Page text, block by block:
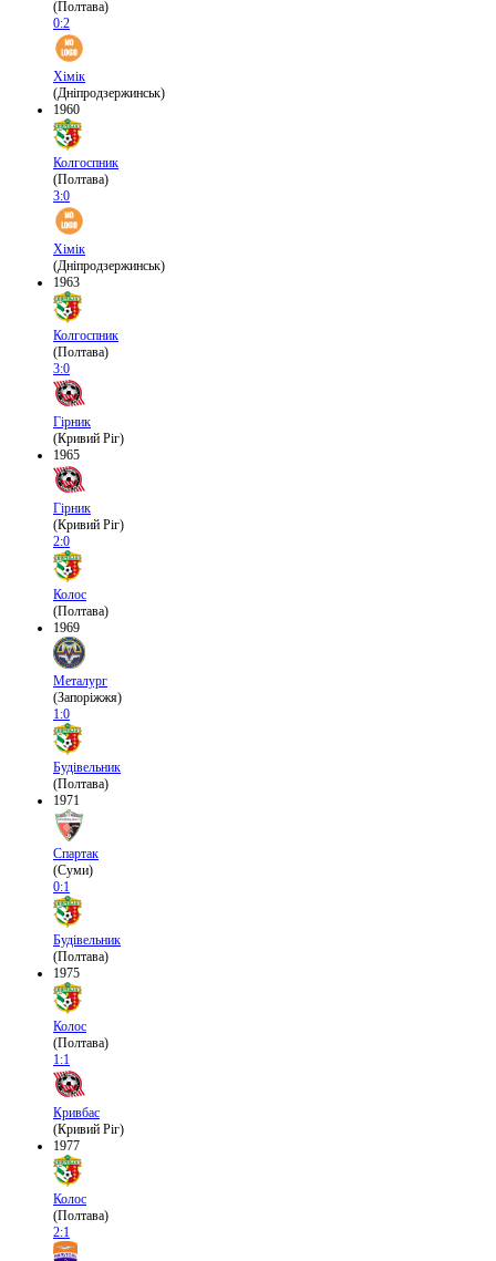
(Полтава)
0:2
Хімік
(Дніпродзержинськ)
1960
Колгоспник
(Полтава)
3:0
Хімік
(Дніпродзержинськ)
1963
Колгоспник
(Полтава)
3:0
Гірник
(Кривий Ріг)
1965
Гірник
(Кривий Ріг)
2:0
Колос
(Полтава)
1969
Металург
(Запоріжжя)
1:0
Будівельник
(Полтава)
1971
Спартак
(Суми)
0:1
Будівельник
(Полтава)
1975
Колос
(Полтава)
1:1
Кривбас
(Кривий Ріг)
1977
Колос
(Полтава)
2:1